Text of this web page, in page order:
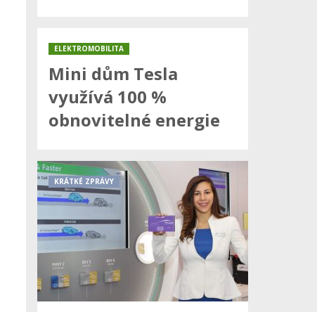
Mini dům Tesla
využívá 100 %
obnovitelné energie
ELEKTROMOBILITA
KRÁTKÉ ZPRÁVY